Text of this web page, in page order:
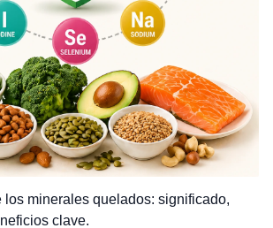
los minerales quelados: significado,
clave.